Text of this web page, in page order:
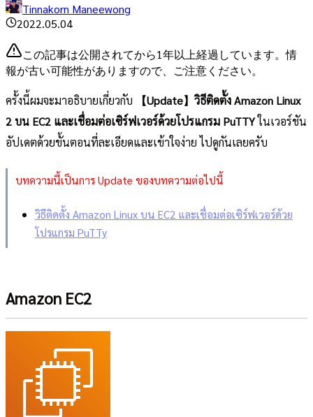
Tinnakorn Maneewong
2022.05.04
この記事は公開されてから1年以上経過しています。情
報が古い可能性がありますので、ご注意ください。
ครั้งนี้ผมจะมาอธิบายเกี่ยวกับ
【Update】วิธีติดตั้ง Amazon Linux
2 บน EC2 และเชื่อมต่อเซิร์ฟเวอร์ด้วยโปรแกรม PuTTYในเวอร์ชัน
อัปเดตด้วยขั้นตอนที่ละเอียดและเข้าใจง่าย ไปดูกันเลยครับ
บทความนี้เป็นการ Update ของบทความต่อไปนี้
วิธีติดตั้ง Amazon Linux บน EC2 และเชื่อมต่อเซิร์ฟเวอร์ด้วย
โปรแกรม PuTTy
Amazon EC2